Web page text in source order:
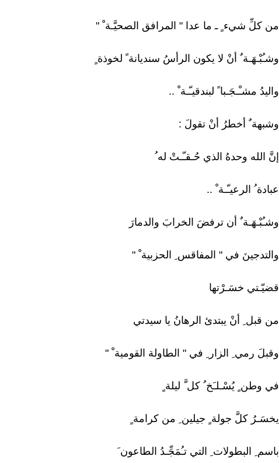
من كلِّ شيء ٍ ـ ما عدا " المرافق الصحيَّـة ْ "
وشـُبْـهَـة ٌ أنْ لا يكون الرأسُ سنديانة ً لخوذة ٍ
واليدُ مشـْـجَـبا ً لبندقيـّـة ْ ..
وشبهة ٌ أخطرُ أنْ تقولَ :
إنَّ الله وحدهُ الذي حُـقـّـتْ له ُ
عبادة ُ الرعيـّـة ْ ..
وشـُبْـهَـة ٌ أن ترفضَ الخرابَ والدمارَ
والتدجينَ في " المفاقس ِ الحزبية ْ "
قضيّـتي خسَـرْتها
من قبل ِ أنْ يبتدئ الرهانُ يا سيدتي
وقبلَ رمي ِ الزار ِ في " الطاولة القومية ْ "
في وطن ٍ يُسْـلـَخ ُ كل َّ ليلة ٍ
يخسَـرُ كلَّ جولة ٍ جيلين ِ من كرامة ٍ
باسم ِ البطولات ِ التي تـُمَجِّـدُ الطاعون َ